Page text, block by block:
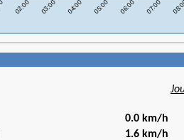
0.0 km/h
1.6 km/h